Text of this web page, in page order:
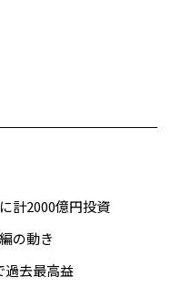
計2000億円投資
の動き
過去最高益